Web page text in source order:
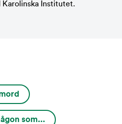
Karolinska Institutet.
som...